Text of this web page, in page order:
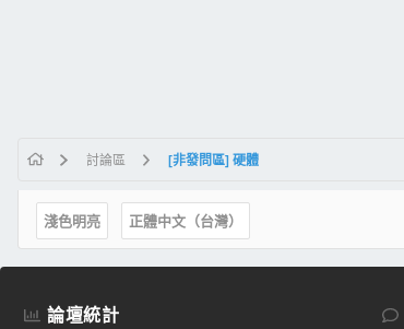
討論區 [非發問區] 硬體
淺色明亮 正體中文（台灣）
論壇統計